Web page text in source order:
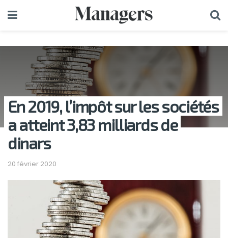
En 2019, l’impôt sur les sociétés
a atteint 3,83 milliards de
dinars
20 février 2020